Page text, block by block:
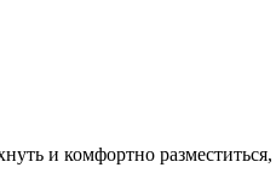
и комфортно